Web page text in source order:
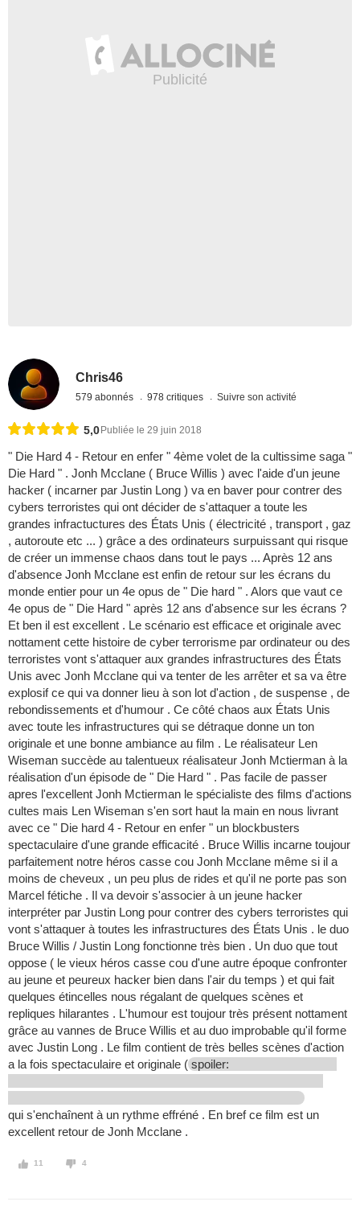
Chris46
579 abonnés 978 critiques Suivre son activité
5,0 Publiée le 29 juin 2018
" Die Hard 4 - Retour en enfer " 4ème volet de la cultissime saga "
Die Hard " . Jonh Mcclane ( Bruce Willis ) avec l'aide d'un jeune
hacker ( incarner par Justin Long ) va en baver pour contrer des
cybers terroristes qui ont décider de s'attaquer a toute les
grandes infractuctures des États Unis ( électricité , transport , gaz
, autoroute etc ... ) grâce a des ordinateurs surpuissant qui risque
de créer un immense chaos dans tout le pays ... Après 12 ans
d'absence Jonh Mcclane est enfin de retour sur les écrans du
monde entier pour un 4e opus de " Die hard " . Alors que vaut ce
4e opus de " Die Hard " après 12 ans d'absence sur les écrans ?
Et ben il est excellent . Le scénario est efficace et originale avec
nottament cette histoire de cyber terrorisme par ordinateur ou des
terroristes vont s'attaquer aux grandes infrastructures des États
Unis avec Jonh Mcclane qui va tenter de les arrêter et sa va être
explosif ce qui va donner lieu à son lot d'action , de suspense , de
rebondissements et d'humour . Ce côté chaos aux États Unis
avec toute les infrastructures qui se détraque donne un ton
originale et une bonne ambiance au film . Le réalisateur Len
Wiseman succède au talentueux réalisateur Jonh Mctierman à la
réalisation d'un épisode de " Die Hard " . Pas facile de passer
apres l'excellent Jonh Mctierman le spécialiste des films d'actions
cultes mais Len Wiseman s'en sort haut la main en nous livrant
avec ce " Die hard 4 - Retour en enfer " un blockbusters
spectaculaire d'une grande efficacité . Bruce Willis incarne toujour
parfaitement notre héros casse cou Jonh Mcclane même si il a
moins de cheveux , un peu plus de rides et qu'il ne porte pas son
Marcel fétiche . Il va devoir s'associer à un jeune hacker
interpréter par Justin Long pour contrer des cybers terroristes qui
vont s'attaquer à toutes les infrastructures des États Unis . le duo
Bruce Willis / Justin Long fonctionne très bien . Un duo que tout
oppose ( le vieux héros casse cou d'une autre époque confronter
au jeune et peureux hacker bien dans l'air du temps ) et qui fait
quelques étincelles nous régalant de quelques scènes et
repliques hilarantes . L'humour est toujour très présent nottament
grâce au vannes de Bruce Willis et au duo improbable qu'il forme
avec Justin Long . Le film contient de très belles scènes d'action
a la fois spectaculaire et originale ( spoiler:
qui s'enchaînent à un rythme effréné . En bref ce film est un
excellent retour de Jonh Mcclane .
11 4